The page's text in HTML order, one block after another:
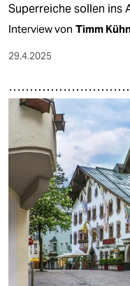
Superreiche sollen ins
Interview von Timm
29.4.2025